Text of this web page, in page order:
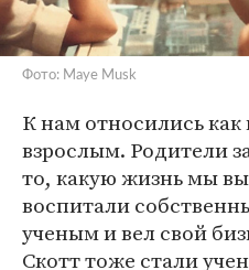
Фото: Maye Musk
К нам относились
взрослым. Родители
то, какую жизнь мы
воспитали
ученым и вел свой
Скотт тоже стали